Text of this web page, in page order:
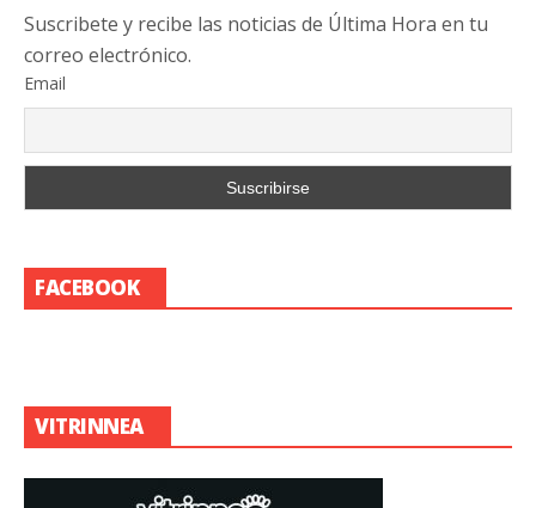
Suscribete y recibe las noticias de Última Hora en tu
correo electrónico.
Email
FACEBOOK
VITRINNEA